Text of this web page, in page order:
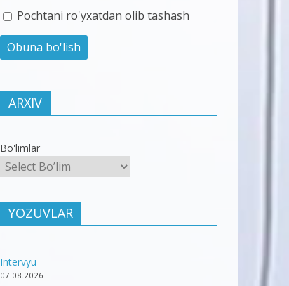
Pochtani ro'yxatdan olib tashash
ARXIV
Bo'limlar
YOZUVLAR
Intervyu
07.08.2026